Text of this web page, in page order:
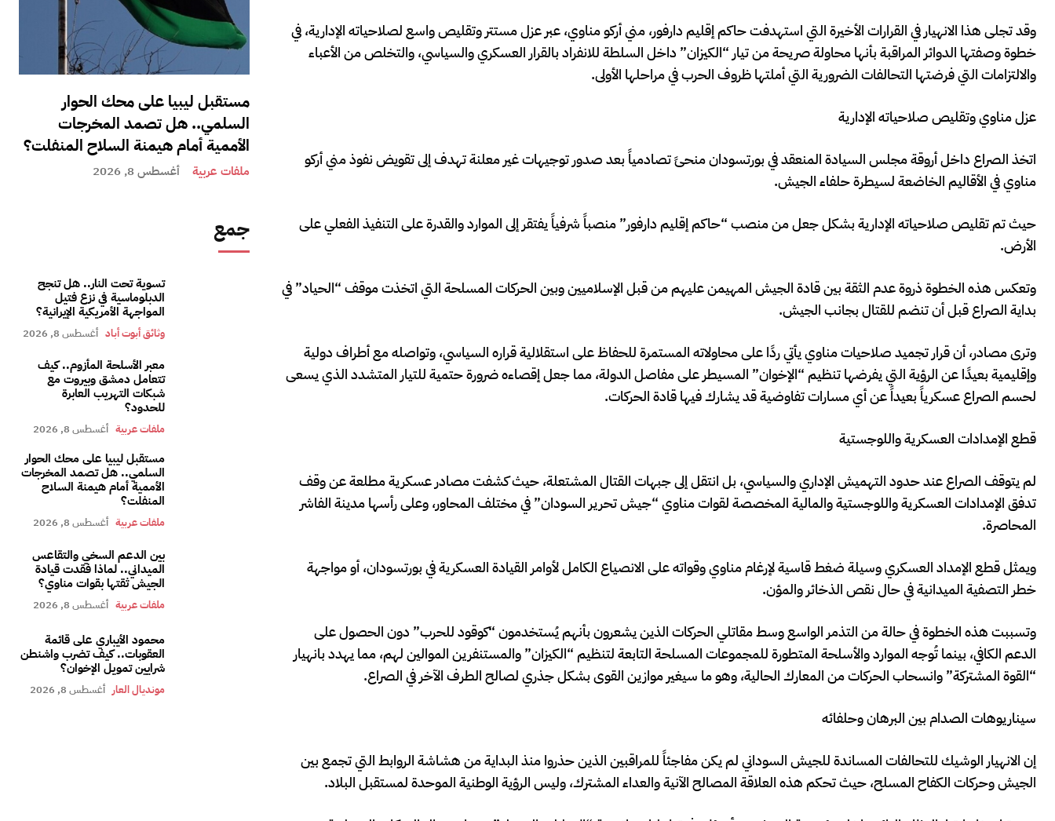
مستقبل ليبيا على محك الحوار
السلمي.. هل تصمد المخرجات
الأممية أمام هيمنة السلاح المنفلت؟
ملفات عربية أغسطس 8, 2026
جمع
تسوية تحت النار.. هل تنجح
الدبلوماسية في نزع فتيل
المواجهة الأمريكية الإيرانية؟
وثائق أبوت أباد أغسطس 8, 2026
معبر الأسلحة المأزوم.. كيف
تتعامل دمشق وبيروت مع
شبكات التهريب العابرة
للحدود؟
ملفات عربية أغسطس 8, 2026
مستقبل ليبيا على محك الحوار
السلمي.. هل تصمد المخرجات
الأممية أمام هيمنة السلاح
المنفلت؟
ملفات عربية أغسطس 8, 2026
بين الدعم السخي والتقاعس
الميداني.. لماذا فقدت قيادة
الجيش ثقتها بقوات مناوي؟
ملفات عربية أغسطس 8, 2026
محمود الأيباري على قائمة
العقوبات.. كيف تضرب واشنطن
شرايين تمويل الإخوان؟
مونديال العار أغسطس 8, 2026
وقد تجلى هذا الانهيار في القرارات الأخيرة التي استهدفت حاكم إقليم دارفور، مني أركو مناوي، عبر عزل مستتر وتقليص واسع لصلاحياته الإدارية، في
خطوة وصفتها الدوائر المراقبة بأنها محاولة صريحة من تيار “الكيزان” داخل السلطة للانفراد بالقرار العسكري والسياسي، والتخلص من الأعباء
والالتزامات التي فرضتها التحالفات الضرورية التي أملتها ظروف الحرب في مراحلها الأولى.
عزل مناوي وتقليص صلاحياته الإدارية
اتخذ الصراع داخل أروقة مجلس السيادة المنعقد في بورتسودان منحىً تصادمياً بعد صدور توجيهات غير معلنة تهدف إلى تقويض نفوذ مني أركو
مناوي في الأقاليم الخاضعة لسيطرة حلفاء الجيش.
حيث تم تقليص صلاحياته الإدارية بشكل جعل من منصب “حاكم إقليم دارفور” منصباً شرفياً يفتقر إلى الموارد والقدرة على التنفيذ الفعلي على
الأرض.
وتعكس هذه الخطوة ذروة عدم الثقة بين قادة الجيش المهيمن عليهم من قبل الإسلاميين وبين الحركات المسلحة التي اتخذت موقف “الحياد” في
بداية الصراع قبل أن تنضم للقتال بجانب الجيش.
وترى مصادر، أن قرار تجميد صلاحيات مناوي يأتي ردًا على محاولاته المستمرة للحفاظ على استقلالية قراره السياسي، وتواصله مع أطراف دولية
وإقليمية بعيدًا عن الرؤية التي يفرضها تنظيم “الإخوان” المسيطر على مفاصل الدولة، مما جعل إقصاءه ضرورة حتمية للتيار المتشدد الذي يسعى
لحسم الصراع عسكرياً بعيداً عن أي مسارات تفاوضية قد يشارك فيها قادة الحركات.
قطع الإمدادات العسكرية واللوجستية
لم يتوقف الصراع عند حدود التهميش الإداري والسياسي، بل انتقل إلى جبهات القتال المشتعلة، حيث كشفت مصادر عسكرية مطلعة عن وقف
تدفق الإمدادات العسكرية واللوجستية والمالية المخصصة لقوات مناوي “جيش تحرير السودان” في مختلف المحاور، وعلى رأسها مدينة الفاشر
المحاصرة.
ويمثل قطع الإمداد العسكري وسيلة ضغط قاسية لإرغام مناوي وقواته على الانصياع الكامل لأوامر القيادة العسكرية في بورتسودان، أو مواجهة
خطر التصفية الميدانية في حال نقص الذخائر والمؤن.
وتسببت هذه الخطوة في حالة من التذمر الواسع وسط مقاتلي الحركات الذين يشعرون بأنهم يُستخدمون “كوقود للحرب” دون الحصول على
الدعم الكافي، بينما تُوجه الموارد والأسلحة المتطورة للمجموعات المسلحة التابعة لتنظيم “الكيزان” والمستنفرين الموالين لهم، مما يهدد بانهيار
“القوة المشتركة” وانسحاب الحركات من المعارك الحالية، وهو ما سيغير موازين القوى بشكل جذري لصالح الطرف الآخر في الصراع.
سيناريوهات الصدام بين البرهان وحلفائه
إن الانهيار الوشيك للتحالفات المساندة للجيش السوداني لم يكن مفاجئاً للمراقبين الذين حذروا منذ البداية من هشاشة الروابط التي تجمع بين
الجيش وحركات الكفاح المسلح، حيث تحكم هذه العلاقة المصالح الآنية والعداء المشترك، وليس الرؤية الوطنية الموحدة لمستقبل البلاد.